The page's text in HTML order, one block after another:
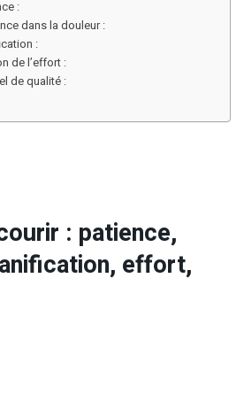
:
dans la douleur :
:
de l’effort :
de qualité :
: patience,
effort,